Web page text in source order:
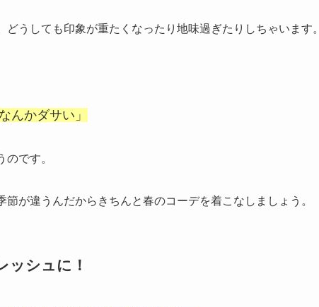
どうしても印象が重たくなったり地味過ぎたりしちゃいます。
んかダサい」
のです。
節が違うんだからきちんと春のコーデを着こなしましょう。
ッシュに！